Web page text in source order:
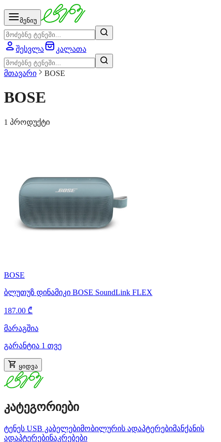
მენიუ
შესვლა კალათა
მთავარი BOSE
BOSE
1 პროდუქტი
BOSE
ბლუთუზ დინამიკი BOSE SoundLink FLEX
187.00 ₾
მარაგშია
გარანტია 1 თვე
ყიდვა
კატეგორიები
ტენეს USB კაბელებიმობილურის ადაპტერებიმანქანის
ადაპტერებინაკრებები